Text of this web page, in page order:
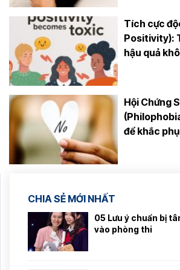
Tích cực
Positivity):
hậu quả
Hội Chứng
để khắc
CHIA SẺ MỚI NHẤT
05 Lưu ý chuẩn bị
vào phòng thi